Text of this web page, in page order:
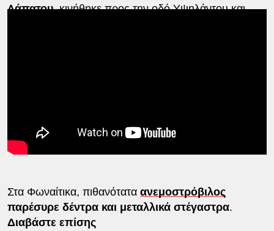
Λάπατου,κινήθηκε προς την οδό Υψηλάντου και
Στα Φωναίτικα, πιθανότατα ανεμοστρόβιλος
παρέσυρε δέντρα και μεταλλικά στέγαστρα.
Διαβάστε επίσης